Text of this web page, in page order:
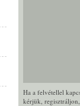
Ha a felvétellel
kérjük, regisztráljon